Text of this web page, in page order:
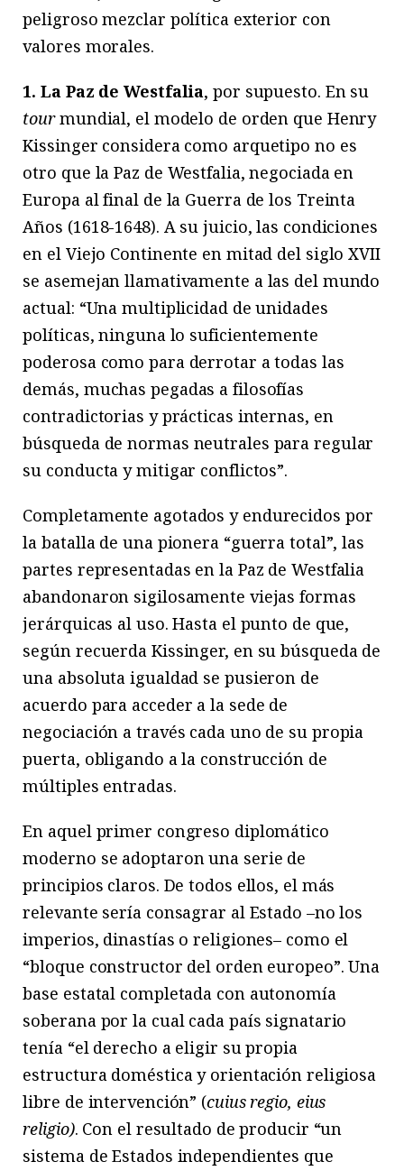
peligroso mezclar política exterior con
valores morales.
1. La Paz de Westfalia, por supuesto. En su
tourmundial, el modelo de orden que Henry
Kissinger considera como arquetipo no es
otro que la Paz de Westfalia, negociada en
Europa al final de la Guerra de los Treinta
Años (1618-1648). A su juicio, las condiciones
en el Viejo Continente en mitad del siglo XVII
se asemejan llamativamente a las del mundo
actual: “Una multiplicidad de unidades
políticas, ninguna lo suficientemente
poderosa como para derrotar a todas las
demás, muchas pegadas a filosofías
contradictorias y prácticas internas, en
búsqueda de normas neutrales para regular
su conducta y mitigar conflictos”.
Completamente agotados y endurecidos por
la batalla de una pionera “guerra total”, las
partes representadas en la Paz de Westfalia
abandonaron sigilosamente viejas formas
jerárquicas al uso. Hasta el punto de que,
según recuerda Kissinger, en su búsqueda de
una absoluta igualdad se pusieron de
acuerdo para acceder a la sede de
negociación a través cada uno de su propia
puerta, obligando a la construcción de
múltiples entradas.
En aquel primer congreso diplomático
moderno se adoptaron una serie de
principios claros. De todos ellos, el más
relevante sería consagrar al Estado –no los
imperios, dinastías o religiones– como el
“bloque constructor del orden europeo”. Una
base estatal completada con autonomía
soberana por la cual cada país signatario
tenía “el derecho a eligir su propia
estructura doméstica y orientación religiosa
libre de intervención” (cuius regio, eius
religio). Con el resultado de producir “un
sistema de Estados independientes que